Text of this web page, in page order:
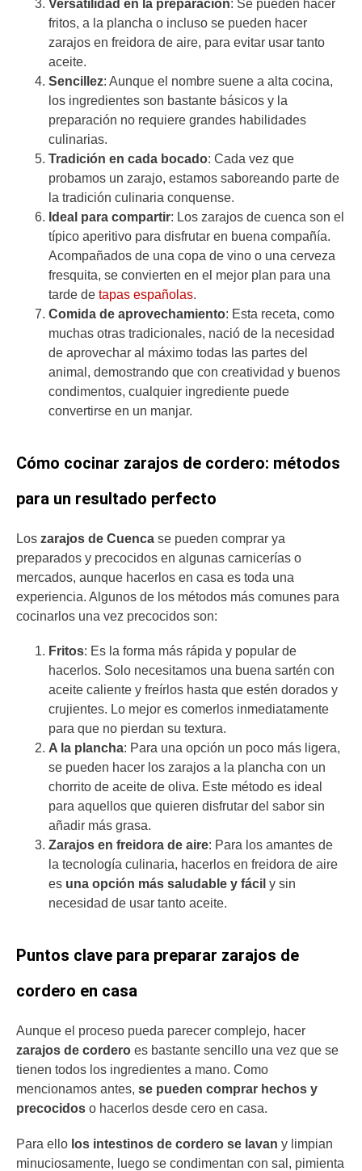
Versatilidad en la preparación: Se pueden hacer
fritos, a la plancha o incluso se pueden hacer
zarajos en freidora de aire, para evitar usar tanto
aceite.
Sencillez: Aunque el nombre suene a alta cocina,
los ingredientes son bastante básicos y la
preparación no requiere grandes habilidades
culinarias.
Tradición en cada bocado: Cada vez que
probamos un zarajo, estamos saboreando parte de
la tradición culinaria conquense.
Ideal para compartir: Los zarajos de cuenca son el
típico aperitivo para disfrutar en buena compañía.
Acompañados de una copa de vino o una cerveza
fresquita, se convierten en el mejor plan para una
tarde de tapas españolas.
Comida de aprovechamiento: Esta receta, como
muchas otras tradicionales, nació de la necesidad
de aprovechar al máximo todas las partes del
animal, demostrando que con creatividad y buenos
condimentos, cualquier ingrediente puede
convertirse en un manjar.
Cómo cocinar zarajos de cordero: métodos
para un resultado perfecto
Los zarajos de Cuenca se pueden comprar ya
preparados y precocidos en algunas carnicerías o
mercados, aunque hacerlos en casa es toda una
experiencia. Algunos de los métodos más comunes para
cocinarlos una vez precocidos son:
Fritos: Es la forma más rápida y popular de
hacerlos. Solo necesitamos una buena sartén con
aceite caliente y freírlos hasta que estén dorados y
crujientes. Lo mejor es comerlos inmediatamente
para que no pierdan su textura.
A la plancha: Para una opción un poco más ligera,
se pueden hacer los zarajos a la plancha con un
chorrito de aceite de oliva. Este método es ideal
para aquellos que quieren disfrutar del sabor sin
añadir más grasa.
Zarajos en freidora de aire: Para los amantes de
la tecnología culinaria, hacerlos en freidora de aire
es una opción más saludable y fácil y sin
necesidad de usar tanto aceite.
Puntos clave para preparar zarajos de
cordero en casa
Aunque el proceso pueda parecer complejo, hacer
zarajos de cordero es bastante sencillo una vez que se
tienen todos los ingredientes a mano. Como
mencionamos antes, se pueden comprar hechos y
precocidos o hacerlos desde cero en casa.
Para ello los intestinos de cordero se lavan y limpian
minuciosamente, luego se condimentan con sal, pimienta